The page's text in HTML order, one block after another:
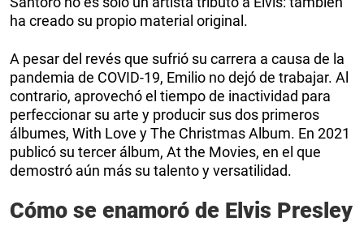
ha creado su propio material original.
A pesar del revés que sufrió su carrera a causa de la
pandemia de COVID-19, Emilio no dejó de trabajar. Al
contrario, aprovechó el tiempo de inactividad para
perfeccionar su arte y producir sus dos primeros
álbumes, With Love y The Christmas Album. En 2021
publicó su tercer álbum, At the Movies, en el que
demostró aún más su talento y versatilidad.
Cómo se enamoró de Elvis Presley